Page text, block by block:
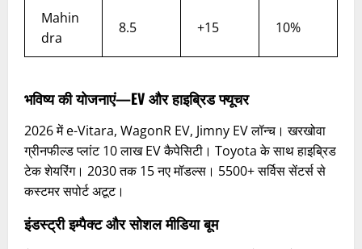
Mahin
dra
8.5 +15 10%
भविष्य की योजनाएं—EV और हाइब्रिड फ्यूचर
2026 में e-Vitara, WagonR EV, Jimny EV लॉन्च। खरखोवा
ग्रीनफील्ड प्लांट 10 लाख EV कैपेसिटी। Toyota के साथ हाइब्रिड
टेक शेयरिंग। 2030 तक 15 नए मॉडल्स। 5500+ सर्विस सेंटर्स से
कस्टमर सपोर्ट अटूट।
इंडस्ट्री इम्पैक्ट और सोशल मीडिया बूम